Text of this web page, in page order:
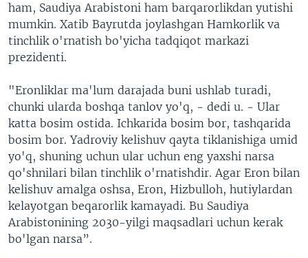
ham, Saudiya Arabistoni ham barqarorlikdan yutishi
mumkin. Xatib Bayrutda joylashgan Hamkorlik va
tinchlik o'rnatish bo'yicha tadqiqot markazi
prezidenti.
"Eronliklar ma'lum darajada buni ushlab turadi,
chunki ularda boshqa tanlov yo'q, - dedi u. - Ular
katta bosim ostida. Ichkarida bosim bor, tashqarida
bosim bor. Yadroviy kelishuv qayta tiklanishiga umid
yo'q, shuning uchun ular uchun eng yaxshi narsa
qo'shnilari bilan tinchlik o'rnatishdir. Agar Eron bilan
kelishuv amalga oshsa, Eron, Hizbulloh, hutiylardan
kelayotgan beqarorlik kamayadi. Bu Saudiya
Arabistonining 2030-yilgi maqsadlari uchun kerak
bo'lgan narsa”.